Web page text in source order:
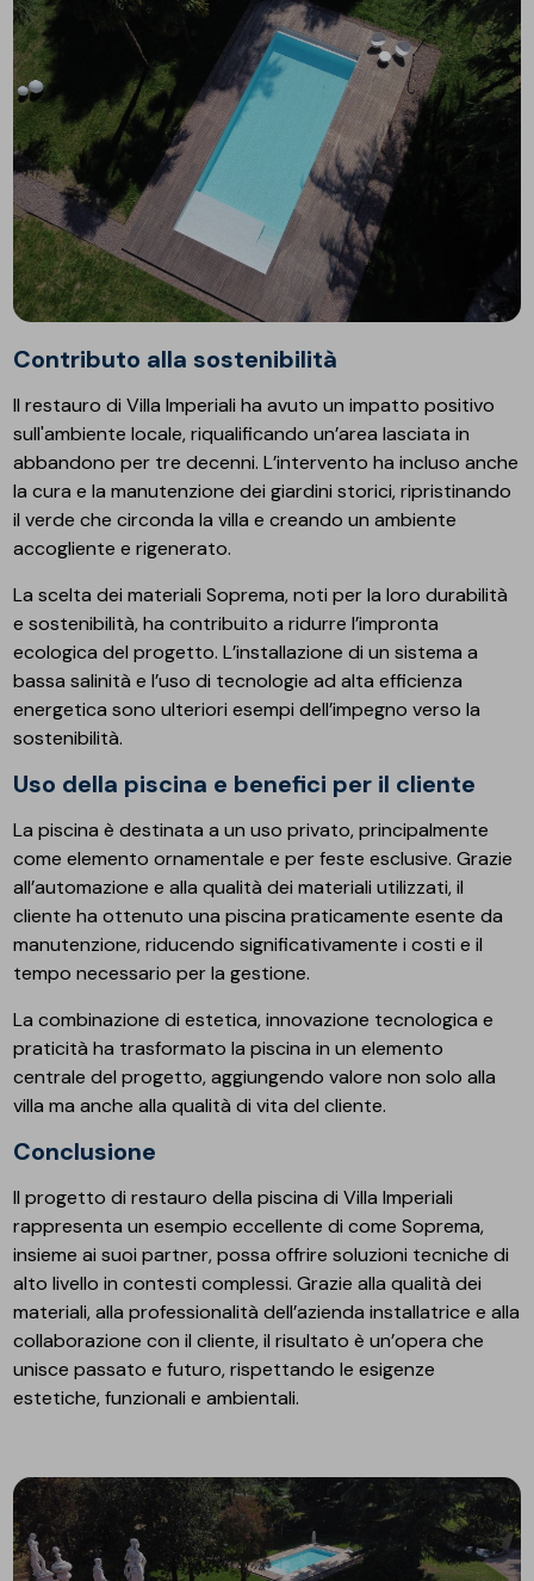
Contributo alla sostenibilità
Il restauro di Villa Imperiali ha avuto un impatto positivo
sull'ambiente locale, riqualificando un’area lasciata in
abbandono per tre decenni. L’intervento ha incluso anche
la cura e la manutenzione dei giardini storici, ripristinando
il verde che circonda la villa e creando un ambiente
accogliente e rigenerato.
La scelta dei materiali Soprema, noti per la loro durabilità
e sostenibilità, ha contribuito a ridurre l’impronta
ecologica del progetto. L’installazione di un sistema a
bassa salinità e l’uso di tecnologie ad alta efficienza
energetica sono ulteriori esempi dell’impegno verso la
sostenibilità.
Uso della piscina e benefici per il cliente
La piscina è destinata a un uso privato, principalmente
come elemento ornamentale e per feste esclusive. Grazie
all’automazione e alla qualità dei materiali utilizzati, il
cliente ha ottenuto una piscina praticamente esente da
manutenzione, riducendo significativamente i costi e il
tempo necessario per la gestione.
La combinazione di estetica, innovazione tecnologica e
praticità ha trasformato la piscina in un elemento
centrale del progetto, aggiungendo valore non solo alla
villa ma anche alla qualità di vita del cliente.
Conclusione
Il progetto di restauro della piscina di Villa Imperiali
rappresenta un esempio eccellente di come Soprema,
insieme ai suoi partner, possa offrire soluzioni tecniche di
alto livello in contesti complessi. Grazie alla qualità dei
materiali, alla professionalità dell’azienda installatrice e alla
collaborazione con il cliente, il risultato è un’opera che
unisce passato e futuro, rispettando le esigenze
estetiche, funzionali e ambientali.